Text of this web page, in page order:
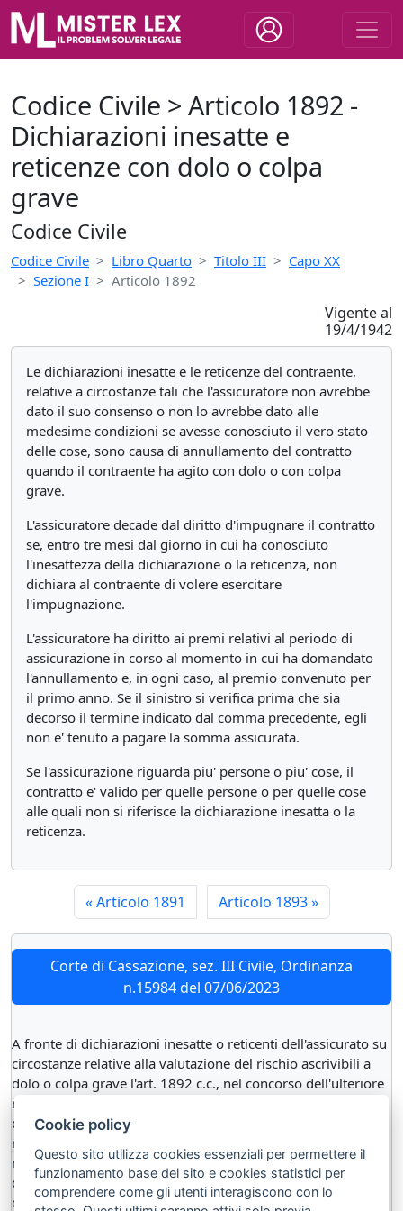
Codice Civile > Articolo 1892 -
Dichiarazioni inesatte e
reticenze con dolo o colpa
grave
Codice Civile
Codice Civile Libro Quarto Titolo III
Capo XX
Sezione I
Articolo 1892
Vigente al
19/4/1942
Le dichiarazioni inesatte e le reticenze del contraente,
relative a circostanze tali che l'assicuratore non avrebbe
dato il suo consenso o non lo avrebbe dato alle
medesime condizioni se avesse conosciuto il vero stato
delle cose, sono causa di annullamento del contratto
quando il contraente ha agito con dolo o con colpa
grave.
L'assicuratore decade dal diritto d'impugnare il contratto
se, entro tre mesi dal giorno in cui ha conosciuto
l'inesattezza della dichiarazione o la reticenza, non
dichiara al contraente di volere esercitare
l'impugnazione.
L'assicuratore ha diritto ai premi relativi al periodo di
assicurazione in corso al momento in cui ha domandato
l'annullamento e, in ogni caso, al premio convenuto per
il primo anno. Se il sinistro si verifica prima che sia
decorso il termine indicato dal comma precedente, egli
non e' tenuto a pagare la somma assicurata.
Se l'assicurazione riguarda piu' persone o piu' cose, il
contratto e' valido per quelle persone o per quelle cose
alle quali non si riferisce la dichiarazione inesatta o la
reticenza.
«Articolo 1891 Articolo 1893»
Corte di Cassazione, sez. III Civile, Ordinanza
n.15984 del 07/06/2023
A fronte di dichiarazioni inesatte o reticenti dell'assicurato su
circostanze relative alla valutazione del rischio ascrivibili a
dolo o colpa grave l'art. 1892 c.c., nel concorso dell'ulteriore
requisito della rilevanza delle dichiarazioni sulla formazione
del consenso dell'assicuratore, conferisce a quest'ultimo sia il
rimedio della impugnazione del contratto, previa
manifestazione di una volontà in tal senso nel termine di
decadenza di tre mesi dalla conoscenza di quel
comportamento doloso o gravemente colposo, sia il rimedio
Cookie policy
Questo sito utilizza cookies essenziali per permettere il
funzionamento base del sito e cookies statistici per
comprendere come gli utenti interagiscono con lo